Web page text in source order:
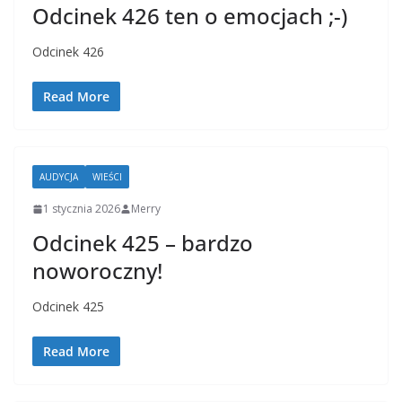
Odcinek 426 ten o emocjach ;-)
Odcinek 426
Read More
AUDYCJA WIEŚCI
1 stycznia 2026 Merry
Odcinek 425 – bardzo
noworoczny!
Odcinek 425
Read More